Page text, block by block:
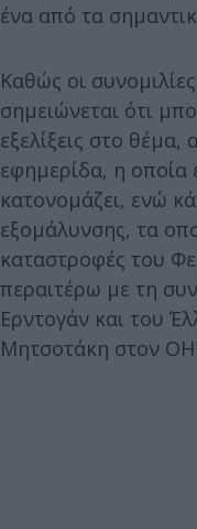
ένα από τα
Καθώς οι
σημειώνεται ότι
εξελίξεις στο
εφημερίδα, η οποία
κατονομάζει, ενώ
εξομάλυνσης, τα
καταστροφές του
περαιτέρω με τη
Ερντογάν και του
Μητσοτάκη στον